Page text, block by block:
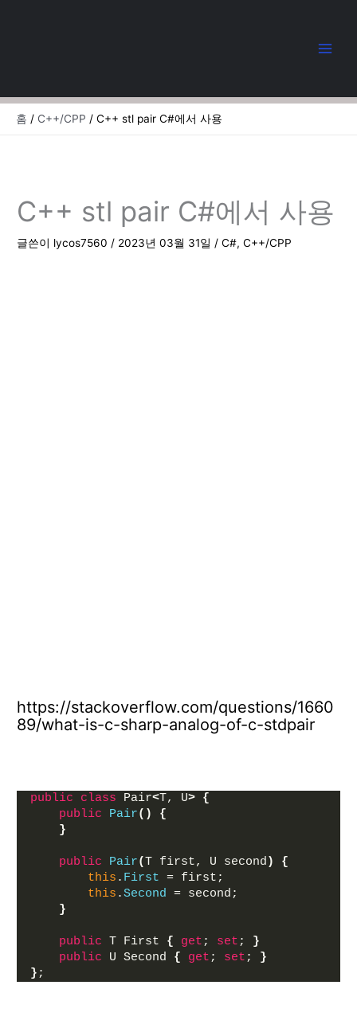
너
홈 C++/CPP C++ stl pair C#에서 사용
C++ stl pair C#에서 사용
글쓴이 lycos7560/ 2023년 03월 31일/C#,C++/CPP
https://stackoverflow.com/questions/1660
89/what-is-c-sharp-analog-of-c-stdpair
public class Pair<T, U> {
public
Pair()
{
}
public Pair(T first, U second )
{
this . First = first;
this .Second = second;
}
public T First { get ; set ; }
public U Second { get ; set ; }
} ;